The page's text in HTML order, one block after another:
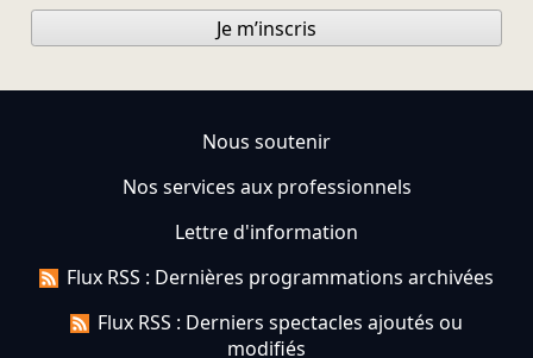
Je m’inscris
Nous soutenir
Nos services aux professionnels
Lettre d'information
Flux RSS : Dernières programmations archivées
Flux RSS : Derniers spectacles ajoutés ou
modifiés